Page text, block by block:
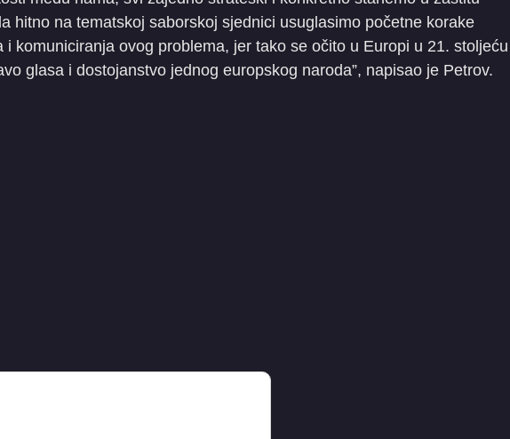
hitno na tematskoj saborskoj sjednici usuglasimo početne korake
i komuniciranja ovog problema, jer tako se očito u Europi u 21. stoljeću
glasa i dostojanstvo jednog europskog naroda”, napisao je Petrov.